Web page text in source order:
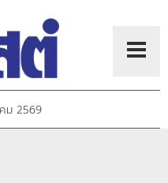
ม 2569